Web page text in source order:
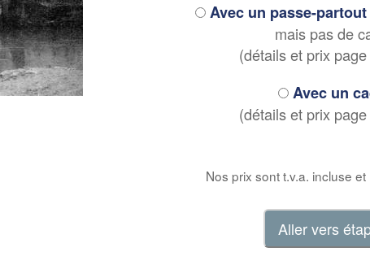
Avec un passe-
mais pas de
(détails et prix
Avec un
(détails et prix
Nos prix sont t.v.a. incluse